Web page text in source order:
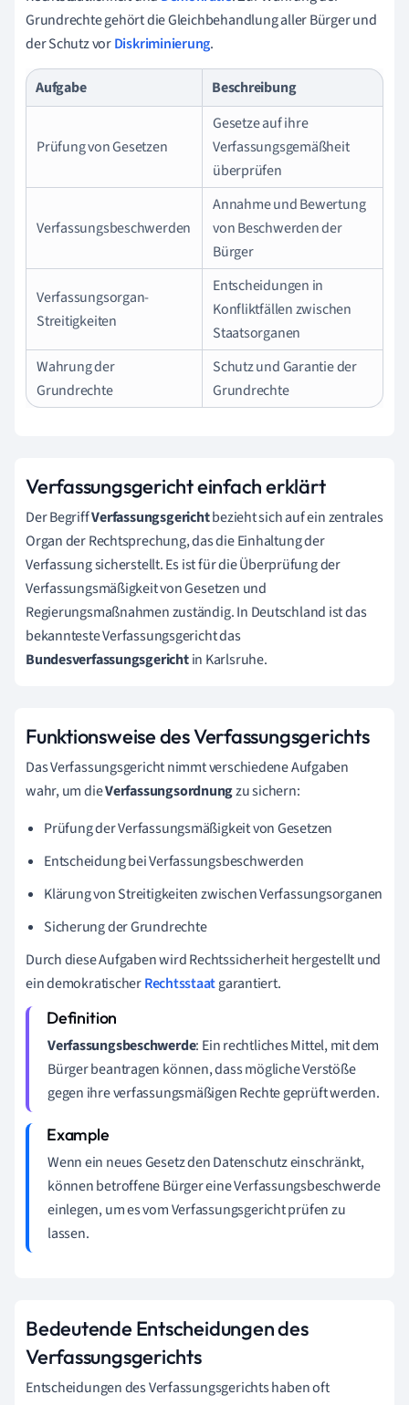
Grundrechte gehört die Gleichbehandlung aller Bürger und
der Schutz vorDiskriminierung.
Aufgabe Beschreibung
Prüfung von Gesetzen
Gesetze auf ihre
Verfassungsgemäßheit
überprüfen
Verfassungsbeschwerden
Annahme und Bewertung
von Beschwerden der
Bürger
Verfassungsorgan-
Streitigkeiten
Entscheidungen in
Konfliktfällen zwischen
Staatsorganen
Wahrung der
Grundrechte
Schutz und Garantie der
Grundrechte
Verfassungsgericht einfach erklärt
Der BegriffVerfassungsgerichtbezieht sich auf ein zentrales
Organ der Rechtsprechung, das die Einhaltung der
Verfassung sicherstellt. Es ist für die Überprüfung der
Verfassungsmäßigkeit von Gesetzen und
Regierungsmaßnahmen zuständig. In Deutschland ist das
bekannteste Verfassungsgericht das
Bundesverfassungsgerichtin Karlsruhe.
Funktionsweise des Verfassungsgerichts
Das Verfassungsgericht nimmt verschiedene Aufgaben
wahr, um dieVerfassungsordnungzu sichern:
Prüfung der Verfassungsmäßigkeit von Gesetzen
Entscheidung bei Verfassungsbeschwerden
Klärung von Streitigkeiten zwischen Verfassungsorganen
Sicherung der Grundrechte
Durch diese Aufgaben wird Rechtssicherheit hergestellt und
ein demokratischerRechtsstaatgarantiert.
Verfassungsbeschwerde: Ein rechtliches Mittel, mit dem
Bürger beantragen können, dass mögliche Verstöße
gegen ihre verfassungsmäßigen Rechte geprüft werden.
Wenn ein neues Gesetz den Datenschutz einschränkt,
können betroffene Bürger eine Verfassungsbeschwerde
einlegen, um es vom Verfassungsgericht prüfen zu
lassen.
Bedeutende Entscheidungen des
Verfassungsgerichts
Entscheidungen des Verfassungsgerichts haben oft